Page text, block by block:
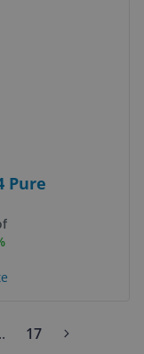
Pure
More pages
17